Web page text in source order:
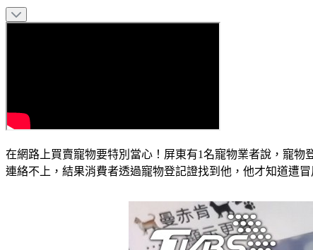
在網路上買賣寵物要特別當心！屏東有1名寵物業者說，寵
連絡不上，結果消費者透過寵物登記證找到他，他才知道遭